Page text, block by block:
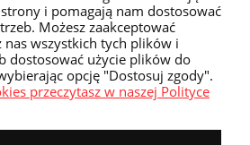
Przyczółek
linki
i pomagają nam dostosować
Możesz zaakceptować
wszystkich tych plików i
dostosować użycie plików do
opcję "Dostosuj zgody".
przeczytasz w naszej Polityce